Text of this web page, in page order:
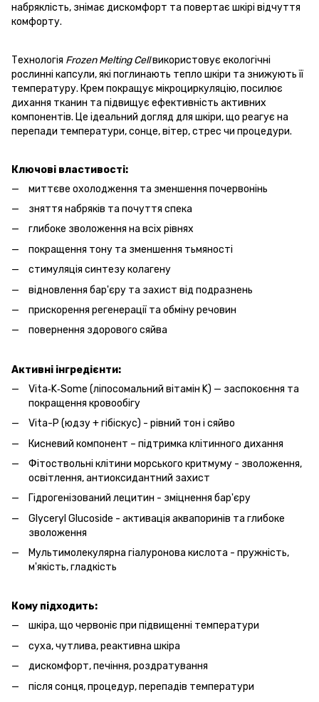
набряклість, знімає дискомфорт та повертає шкірі відчуття
комфорту.
Технологія Frozen Melting Cellвикористовує екологічні
рослинні капсули, які поглинають тепло шкіри та знижують її
температуру. Крем покращує мікроциркуляцію, посилює
дихання тканин та підвищує ефективність активних
компонентів. Це ідеальний догляд для шкіри, що реагує на
перепади температури, сонце, вітер, стрес чи процедури.
Ключові властивості:
миттєве охолодження та зменшення почервонінь
зняття набряків та почуття спека
глибоке зволоження на всіх рівнях
покращення тону та зменшення тьмяності
стимуляція синтезу колагену
відновлення бар'єру та захист від подразнень
прискорення регенерації та обміну речовин
повернення здорового сяйва
Активні інгредієнти:
Vita‑K‑Some (ліпосомальний вітамін K) — заспокоєння та
покращення кровообігу
Vita-P (юдзу + гібіскус) - рівний тон і сяйво
Кисневий компонент – підтримка клітинного дихання
Фітоствольні клітини морського критмуму - зволоження,
освітлення, антиоксидантний захист
Гідрогенізований лецитин - зміцнення бар'єру
Glyceryl Glucoside - активація аквапоринів та глибоке
зволоження
Мультимолекулярна гіалуронова кислота - пружність,
м'якість, гладкість
Кому підходить:
шкіра, що червоніє при підвищенні температури
суха, чутлива, реактивна шкіра
дискомфорт, печіння, роздратування
після сонця, процедур, перепадів температури